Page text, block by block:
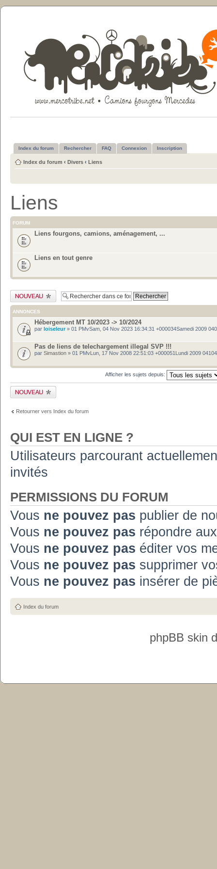
Index du forum Rechercher FAQ Connexion Inscription
Index du forum ‹ Divers ‹ Liens
Liens
FORUM
Liens fourgons, camions, aménagement, ...
Liens en tout genre
Publier un nouveau
sujet
ANNONCES
Hébergement MT 10/2023 -> 10/2024
par loiseleur» 01 PMvSam, 04 Nov 2023 16:34:31 +000034Samedi 2009
Pas de liens de telechargement illegal SVP !!!
par Simastion » 01 PMvLun, 17 Nov 2008 22:51:03 +000051Lundi 2009
Afficher les sujets depuis:
Publier un nouveau
sujet
Retourner vers Index du forum
QUI EST EN LIGNE ?
Utilisateurs parcourant
invités
PERMISSIONS DU FORUM
Vous ne pouvez pas publier de
Vous ne pouvez pas répondre
Vous ne pouvez pas éditer vos
Vous ne pouvez pas supprimer
Vous ne pouvez pas insérer de
Index du forum
phpBB skin